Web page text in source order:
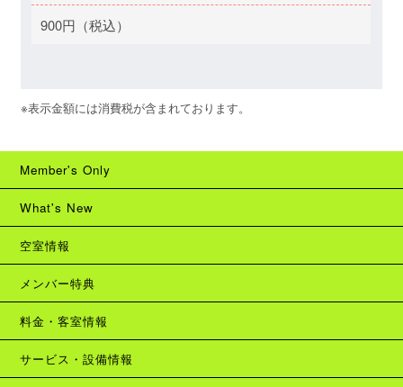
900円（税込）
※表示金額には消費税が含まれております。
Member's Only
What's New
空室情報
メンバー特典
料金・客室情報
サービス・設備情報